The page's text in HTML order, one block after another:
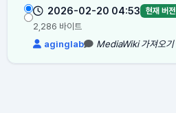
2026-02-20 04:53 현재 버전
2,286 바이트
aginglab MediaWiki 가져오기